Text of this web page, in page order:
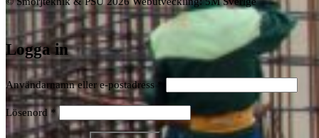
Logga in
Användarnamn eller e-postadress
Lösenord *